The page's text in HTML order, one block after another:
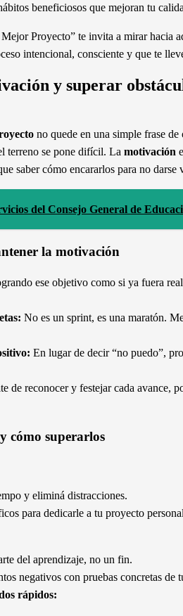
beneficiosos que mejoran tu
Proyecto” te invita a mirar hacia
intencional, consciente y que te
y superar
no quede en una simple frase
terreno se pone difícil. La motivación
saber cómo encararlos para no darse
del Consejo General de
la motivación
ese objetivo como si ya fuera
No es un sprint, es una maratón.
En lugar de decir “no puedo”,
de reconocer y festejar cada avance,
cómo superarlos
y eliminá distracciones.
para dedicarle a tu proyecto
del aprendizaje, no un fin.
negativos con pruebas concretas de
rápidos: